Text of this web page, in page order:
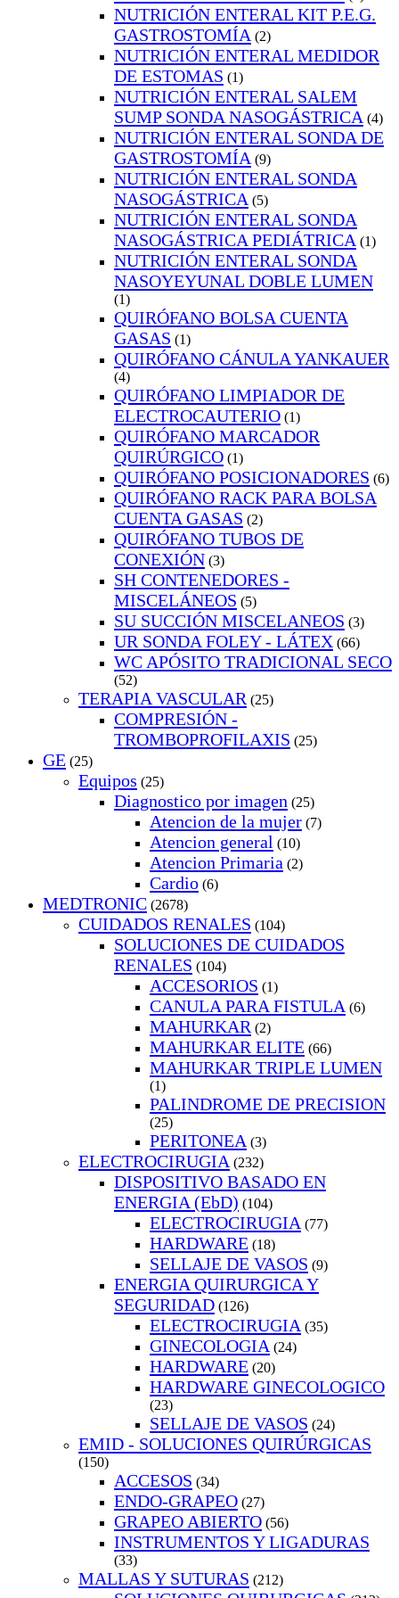
NUTRICIÓN ENTERAL KIT P.E.G.
GASTROSTOMÍA (2)
NUTRICIÓN ENTERAL MEDIDOR
DE ESTOMAS (1)
NUTRICIÓN ENTERAL SALEM
SUMP SONDA NASOGÁSTRICA (4)
NUTRICIÓN ENTERAL SONDA DE
GASTROSTOMÍA (9)
NUTRICIÓN ENTERAL SONDA
NASOGÁSTRICA (5)
NUTRICIÓN ENTERAL SONDA
NASOGÁSTRICA PEDIÁTRICA (1)
NUTRICIÓN ENTERAL SONDA
NASOYEYUNAL DOBLE LUMEN
(1)
QUIRÓFANO BOLSA CUENTA
GASAS (1)
QUIRÓFANO CÁNULA YANKAUER
(4)
QUIRÓFANO LIMPIADOR DE
ELECTROCAUTERIO (1)
QUIRÓFANO MARCADOR
QUIRÚRGICO (1)
QUIRÓFANO POSICIONADORES (6)
QUIRÓFANO RACK PARA BOLSA
CUENTA GASAS (2)
QUIRÓFANO TUBOS DE
CONEXIÓN (3)
SH CONTENEDORES -
MISCELÁNEOS (5)
SU SUCCIÓN MISCELANEOS (3)
UR SONDA FOLEY - LÁTEX (66)
WC APÓSITO TRADICIONAL SECO
(52)
TERAPIA VASCULAR (25)
COMPRESIÓN -
TROMBOPROFILAXIS (25)
GE (25)
Equipos (25)
Diagnostico por imagen (25)
Atencion de la mujer (7)
Atencion general (10)
Atencion Primaria (2)
Cardio (6)
MEDTRONIC (2678)
CUIDADOS RENALES (104)
SOLUCIONES DE CUIDADOS
RENALES (104)
ACCESORIOS (1)
CANULA PARA FISTULA (6)
MAHURKAR (2)
MAHURKAR ELITE (66)
MAHURKAR TRIPLE LUMEN
(1)
PALINDROME DE PRECISION
(25)
PERITONEA (3)
ELECTROCIRUGIA (232)
DISPOSITIVO BASADO EN
ENERGIA (EbD) (104)
ELECTROCIRUGIA (77)
HARDWARE (18)
SELLAJE DE VASOS (9)
ENERGIA QUIRURGICA Y
SEGURIDAD (126)
ELECTROCIRUGIA (35)
GINECOLOGIA (24)
HARDWARE (20)
HARDWARE GINECOLOGICO
(23)
SELLAJE DE VASOS (24)
EMID - SOLUCIONES QUIRÚRGICAS
(150)
ACCESOS (34)
ENDO-GRAPEO (27)
GRAPEO ABIERTO (56)
INSTRUMENTOS Y LIGADURAS
(33)
MALLAS Y SUTURAS (212)